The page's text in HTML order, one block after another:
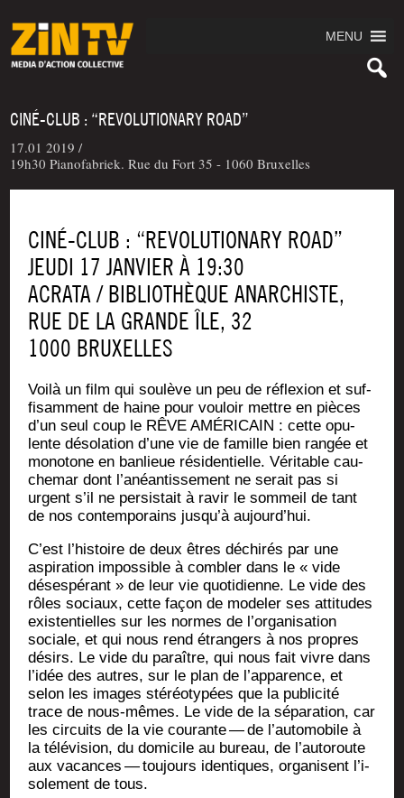
MENU
CINÉ-CLUB : “REVOLUTIONARY ROAD”
17.01 2019 /
19h30 Pianofabriek. Rue du Fort 35 - 1060 Bruxelles
CINÉ-CLUB : “REVOLUTIONARY ROAD”
JEUDI 17 JANVIER À 19:30
ACRATA / BIBLIOTHÈQUE ANARCHISTE,
RUE DE LA GRANDE ÎLE, 32
1000 BRUXELLES
Voi­là un film qui sou­lève un peu de réflexion et suf­
fi­sam­ment de haine pour vou­loir mettre en pièces
d’un seul coup le RÊVE AMÉRICAIN : cette opu­
lente déso­la­tion d’une vie de famille bien ran­gée et
mono­tone en ban­lieue rési­den­tielle. Véri­table cau­
che­mar dont l’a­néan­tis­se­ment ne serait pas si
urgent s’il ne per­sis­tait à ravir le som­meil de tant
de nos contem­po­rains jus­qu’à aujourd’hui.
C’est l’his­toire de deux êtres déchi­rés par une
aspi­ra­tion impos­sible à com­bler dans le « vide
déses­pé­rant » de leur vie quo­ti­dienne. Le vide des
rôles sociaux, cette façon de mode­ler ses atti­tudes
exis­ten­tielles sur les normes de l’or­ga­ni­sa­tion
sociale, et qui nous rend étran­gers à nos propres
dési­rs. Le vide du paraître, qui nous fait vivre dans
l’i­dée des autres, sur le plan de l’ap­pa­rence, et
selon les images sté­réo­ty­pées que la publi­ci­té
trace de nous-mêmes. Le vide de la sépa­ra­tion, car
les cir­cuits de la vie cou­rante — de l’au­to­mo­bile à
la télé­vi­sion, du domi­cile au bureau, de l’au­to­route
aux vacances — tou­jours iden­tiques, orga­nisent l’i­
so­le­ment de tous.